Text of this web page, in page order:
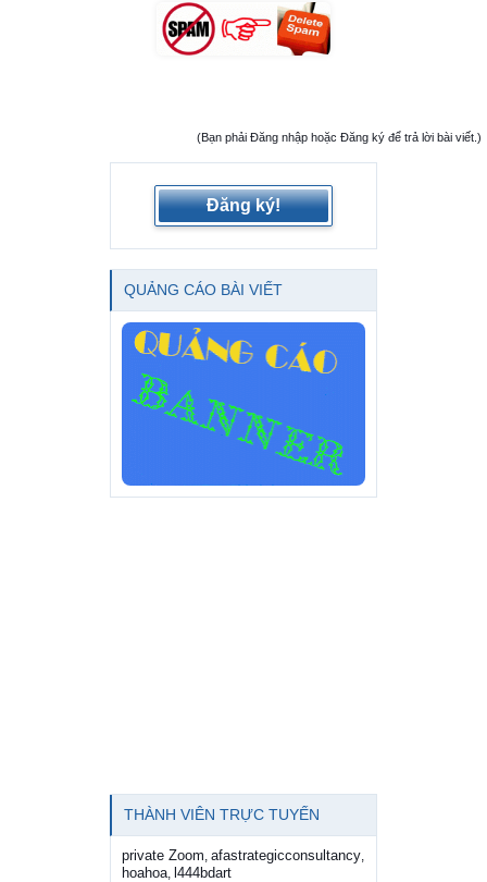
(Bạn phải Đăng nhập hoặc Đăng ký để trả lời bài viết.)
Đăng ký!
QUẢNG CÁO BÀI VIẾT
THÀNH VIÊN TRỰC TUYẾN
private Zoom afastrategicconsultancy
hoahoa l444bdart